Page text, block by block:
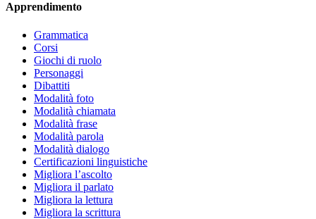
Apprendimento
Grammatica
Corsi
Giochi di ruolo
Personaggi
Dibattiti
Modalità foto
Modalità chiamata
Modalità frase
Modalità parola
Modalità dialogo
Certificazioni linguistiche
Migliora l’ascolto
Migliora il parlato
Migliora la lettura
Migliora la scrittura